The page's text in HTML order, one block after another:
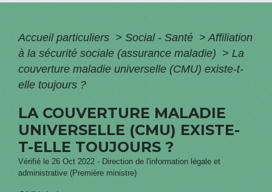
Accueil particuliers > Social - Santé > Affiliation
à la sécurité sociale (assurance maladie) > La
couverture maladie universelle (CMU) existe-t-
elle toujours ?
LA COUVERTURE MALADIE
UNIVERSELLE (CMU) EXISTE-
T-ELLE TOUJOURS ?
Vérifié le 26 Oct 2022 - Direction de l'information légale et
administrative (Première ministre)